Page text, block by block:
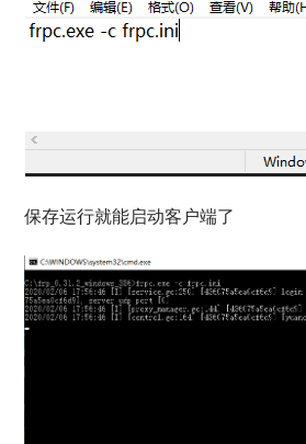
保存运行就能启动客户端了